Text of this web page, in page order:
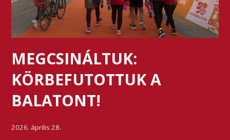
MEGCSINÁLTUK:
KÖRBEFUTOTTUK A
BALATONT!
2026. április 28.